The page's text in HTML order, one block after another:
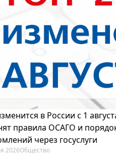
в России с 1
правила ОСАГО и
через госуслуги
2026Общество